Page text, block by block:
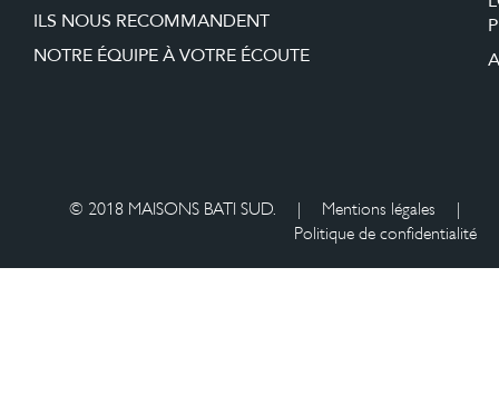
ILS NOUS RECOMMANDENT
NOTRE ÉQUIPE À VOTRE ÉCOUTE
© 2018 MAISONS BATI SUD. | Mentions légales
|
Politique de confidentialité